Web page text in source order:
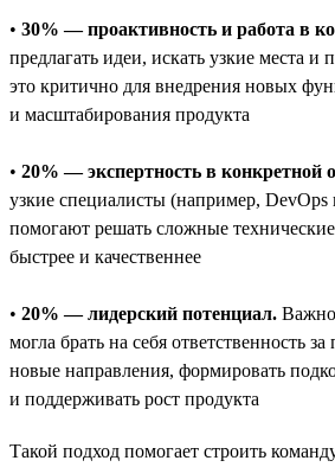
• 30% — проактивность и работа в
предлагать идеи, искать узкие места и
это критично для внедрения новых
и масштабирования продукта
• 20% — экспертность в конкретной
узкие специалисты (например,
помогают решать сложные
быстрее и качественнее
• 20% — лидерский потенциал.
могла брать на себя ответственность
новые направления, формировать
и поддерживать рост продукта
Такой подход помогает строить